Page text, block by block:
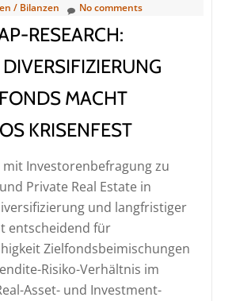
/ Bilanzen No comments
RESEARCH:
MACHT
KRISENFEST
mit Investorenbefragung zu
Private Real Estate in
und langfristiger
entscheidend für
Zielfondsbeimischungen
Risiko-Verhältnis im
Asset- und Investment-